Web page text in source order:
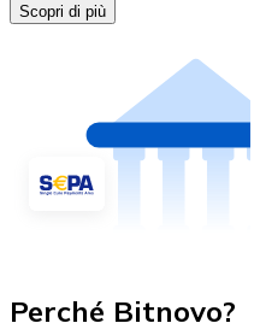
Scopri di più
Perché Bitnovo?